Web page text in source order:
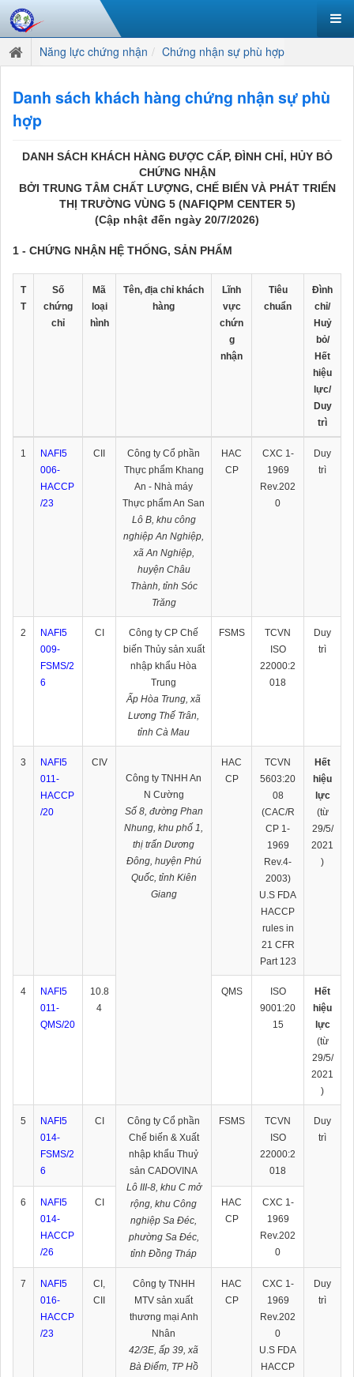
Năng lực chứng nhận Chứng nhận sự phù hợp
Danh sách khách hàng chứng nhận sự phù
hợp
DANH SÁCH KHÁCH HÀNG ĐƯỢC CẤP, ĐÌNH CHỈ, HỦY BỎ
CHỨNG NHẬN
BỞI TRUNG TÂM CHẤT LƯỢNG, CHẾ BIẾN VÀ PHÁT TRIỂN
THỊ TRƯỜNG VÙNG 5 (NAFIQPM CENTER 5)
(Cập nhật đến ngày 20/7/2026)
1 - CHỨNG NHẬN HỆ THỐNG, SẢN PHẨM
T
T
Số
chứng
chỉ
Mã
loại
hình
Tên, địa chỉ khách
hàng
Lĩnh
vực
chứn
g
nhận
Tiêu
chuẩn
Đình
chỉ/
Huỷ
bỏ/
Hết
hiệu
lực/
Duy
trì
1
NAFI5
006-
HACCP
/23
CII
Công ty Cổ phần
Thực phẩm Khang
An - Nhà máy
Thực phẩm An San
Lô B, khu công
nghiệp An Nghiệp,
xã An Nghiệp,
huyện Châu
Thành, tỉnh Sóc
Trăng
HAC
CP
CXC 1-
1969
Rev.202
0
Duy
trì
2
NAFI5
009-
FSMS/2
6
CI
Công ty CP Chế
biến Thủy sản xuất
nhập khẩu Hòa
Trung
Ấp Hòa Trung, xã
Lương Thế Trân,
tỉnh Cà Mau
FSMS
TCVN
ISO
22000:2
018
Duy
trì
3
NAFI5
011-
HACCP
/20
CIV
Công ty TNHH An
N Cường
Số 8, đường Phan
Nhung, khu phố 1,
thị trấn Dương
Đông, huyện Phú
Quốc, tỉnh Kiên
Giang
HAC
CP
TCVN
5603:20
08
(CAC/R
CP 1-
1969
Rev.4-
2003)
U.S FDA
HACCP
rules in
21 CFR
Part 123
Hết
hiệu
lực
(từ
29/5/
2021
)
4
NAFI5
011-
QMS/20
10.8
4
QMS
ISO
9001:20
15
Hết
hiệu
lực
(từ
29/5/
2021
)
5
NAFI5
014-
FSMS/2
6
CI
Công ty Cổ phần
Chế biến & Xuất
nhập khẩu Thuỷ
sản CADOVINA
Lô III-8, khu C mở
rộng, khu Công
nghiệp Sa Đéc,
phường Sa Đéc,
tỉnh Đồng Tháp
FSMS
TCVN
ISO
22000:2
018
Duy
trì
6
NAFI5
014-
HACCP
/26
CI
HAC
CP
CXC 1-
1969
Rev.202
0
7
NAFI5
016-
HACCP
/23
CI,
CII
Công ty TNHH
MTV sản xuất
thương mại Anh
Nhân
42/3E, ấp 39, xã
Bà Điểm, TP Hồ
HAC
CP
CXC 1-
1969
Rev.202
0
U.S FDA
HACCP
Duy
trì